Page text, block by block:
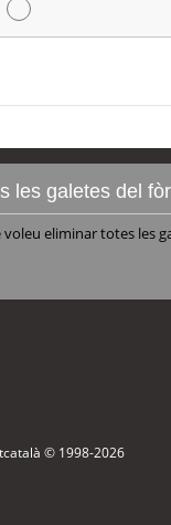
les galetes del
voleu eliminar totes les
© 1998-2026